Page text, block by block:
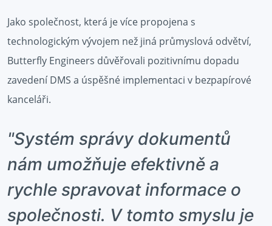
Jako společnost, která je více propojena s
technologickým vývojem než jiná průmyslová odvětví,
Butterfly Engineers důvěřovali pozitivnímu dopadu
zavedení DMS a úspěšné implementaci v bezpapírové
kanceláři.
"Systém správy dokumentů
nám umožňuje efektivně a
rychle spravovat informace o
společnosti. V tomto smyslu je